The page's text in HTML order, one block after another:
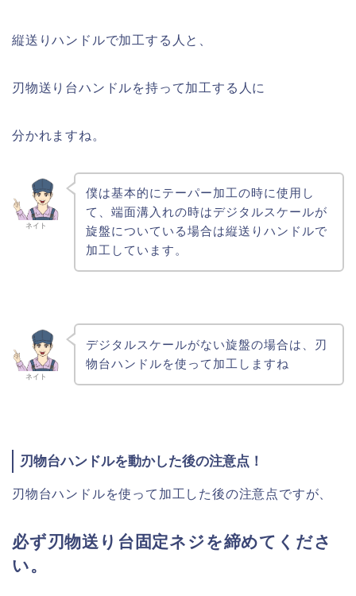
縦送りハンドルで加工する人と、
刃物送り台ハンドルを持って加工する人に
分かれますね。
ネイト
僕は基本的にテーパー加工の時に使用し
て、端面溝入れの時はデジタルスケールが
旋盤についている場合は縦送りハンドルで
加工しています。
ネイト
デジタルスケールがない旋盤の場合は、刃
物台ハンドルを使って加工しますね
刃物台ハンドルを動かした後の注意点！
刃物台ハンドルを使って加工した後の注意点ですが、
必ず刃物送り台固定ネジを締めてくださ
い。